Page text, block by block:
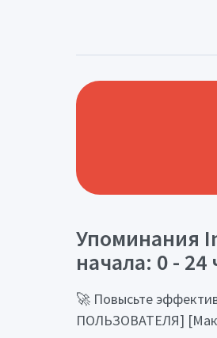
Упоминания
начала: 0 -
🚀 Повысьте
ПОЛЬЗОВАТЕЛЯ]